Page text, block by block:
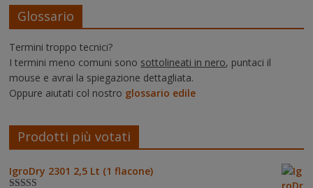
Glossario
Termini troppo tecnici?
I termini meno comuni sono sottolineati in nero, puntaci il
mouse e avrai la spiegazione dettagliata.
Oppure aiutati col nostro glossario edile
Prodotti più votati
IgroDry 2301 2,5 Lt (1 flacone)